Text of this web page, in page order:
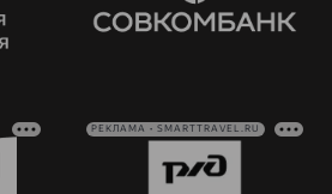
РЕКЛАМА • SMARTTRAVEL.RU